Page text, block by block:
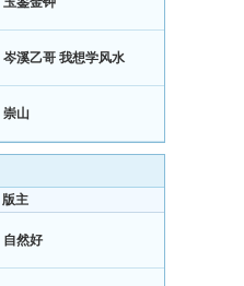
岑溪乙哥 我想学风水
崇山
版主
自然好